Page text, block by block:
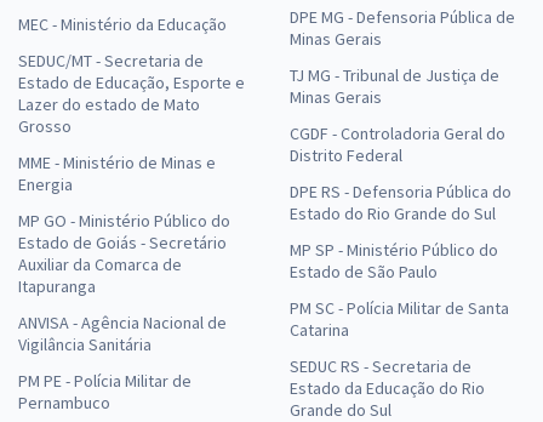
UNIRIO - Universidade Federal do Estado do Rio de Janeiro -
Conhecimentos Específicos Para o Cargo 403: Assistente Social com
a Equipe Gran
à vista
ou 12x de
R$25,52
Economize R$ 76,56 (-20%)
Comprar
UNIRIO - Universidade Federal do Estado do Rio de Janeiro - Cargo
MEC - Ministério da Educação
SEDUC/MT - Secretaria de
Estado de Educação, Esporte e
Lazer do estado de Mato
Grosso
MME - Ministério de Minas e
Energia
MP GO - Ministério Público do
Estado de Goiás - Secretário
Auxiliar da Comarca de
Itapuranga
ANVISA - Agência Nacional de
Vigilância Sanitária
PM PE - Polícia Militar de
Pernambuco
DPE MG - Defensoria Pública de
Minas Gerais
TJ MG - Tribunal de Justiça de
Minas Gerais
CGDF - Controladoria Geral do
Distrito Federal
DPE RS - Defensoria Pública do
Estado do Rio Grande do Sul
MP SP - Ministério Público do
Estado de São Paulo
PM SC - Polícia Militar de Santa
Catarina
SEDUC RS - Secretaria de
Estado da Educação do Rio
Grande do Sul